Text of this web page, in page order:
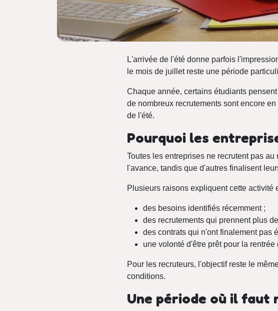
L'arrivée de l'été donne parfois
le mois de juillet reste une période
Chaque année, certains étudiants
de nombreux recrutements sont encore
de l'été.
Pourquoi les
Toutes les entreprises ne recrutent pas
l'avance, tandis que d'autres finalisent
Plusieurs raisons expliquent cette activité
des besoins identifiés récemment ;
des recrutements qui prennent plus
des contrats qui n'ont finalement pas
une volonté d'être prêt pour la rentrée
Pour les recruteurs, l'objectif reste le
conditions.
Une période où il faut